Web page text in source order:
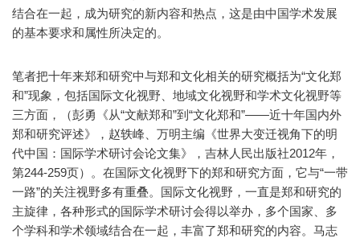
结合在一起，成为研究的新内容和热点，这是由中国学术发展
的基本要求和属性所决定的。
笔者把十年来郑和研究中与郑和文化相关的研究概括为“文化郑
和”现象，包括国际文化视野、地域文化视野和学术文化视野等
三方面，（彭勇《从“文献郑和”到“文化郑和”——近十年国内外
郑和研究评述》，赵轶峰、万明主编《世界大变迁视角下的明
代中国：国际学术研讨会论文集》，吉林人民出版社2012年，
第244-259页）。在国际文化视野下的郑和研究方面，它与“一带
一路”的关注视野多有重叠。国际文化视野，一直是郑和研究的
主旋律，各种形式的国际学术研讨会得以举办，多个国家、多
个学科和学术领域结合在一起，丰富了郑和研究的内容。马志